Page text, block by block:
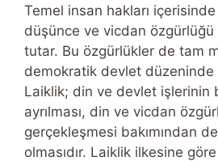
Temel insan hakları
düşünce ve vicdan
tutar. Bu özgürlükler de tam
demokratik devlet düzeninde
Laiklik; din ve devlet işlerinin
ayrılması, din ve vicdan
gerçekleşmesi bakımından
olmasıdır. Laiklik ilkesine